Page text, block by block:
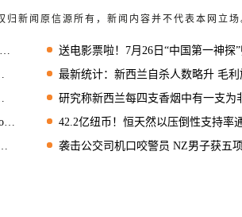
新闻原信源所有，新闻内容并不代表本网立场
送电影票啦！7月26日“中国第一神探”归来，超大屏幕IMAX实力诠释狄仁杰风
最新统计：新西兰自杀人数略升 毛利族裔最高、亚裔
研究称新西兰每四支香烟中有一支为非法来源 很容易买
42.2亿纽币！恒天然以压倒性支持率通过业务出售
袭击公交司机口咬警员 NZ男子获五